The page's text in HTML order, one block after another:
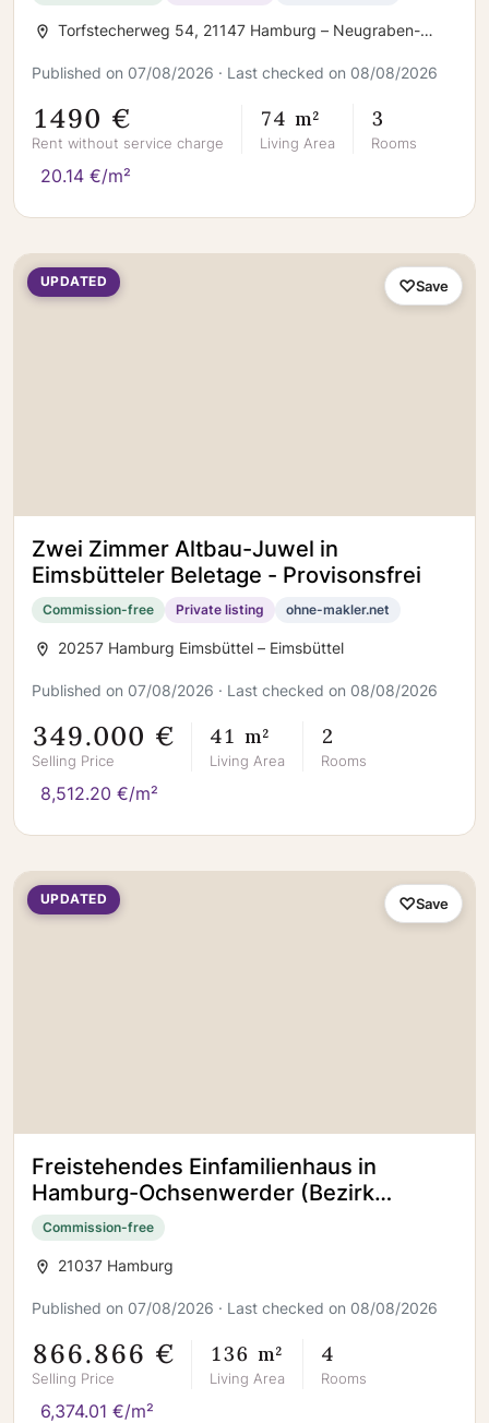
Torfstecherweg 54, 21147 Hamburg – Neugraben-
Published on 07/08/2026 · Last checked on 08/08/2026
1490 €
Rent without service charge
74 m²
Living Area
3
Rooms
20.14 €/m²
UPDATED
Zwei Zimmer Altbau-Juwel in
Eimsbütteler Beletage - Provisonsfrei
Commission-free Private listing ohne-makler.net
20257 Hamburg Eimsbüttel – Eimsbüttel
Published on 07/08/2026 · Last checked on 08/08/2026
349.000 €
Selling Price
41 m²
Living Area
2
Rooms
8,512.20 €/m²
Save
UPDATED
Freistehendes Einfamilienhaus in
Hamburg-Ochsenwerder (Bezirk
Bergedorf)
Commission-free
21037 Hamburg
Published on 07/08/2026 · Last checked on 08/08/2026
866.866 €
Selling Price
136 m²
Living Area
4
Rooms
6,374.01 €/m²
Save